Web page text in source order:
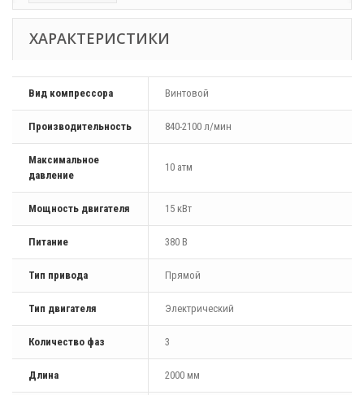
ХАРАКТЕРИСТИКИ
Вид компрессора Винтовой
Производительность 840-2100 л/мин
Максимальное
давление
10 атм
Мощность двигателя 15 кВт
Питание 380 В
Тип привода Прямой
Тип двигателя Электрический
Количество фаз 3
Длина 2000 мм